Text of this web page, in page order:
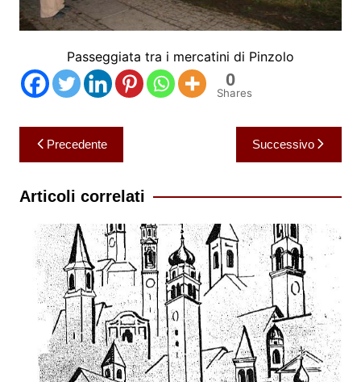
Passeggiata tra i mercatini di Pinzolo
0
Shares
Navigazione
articoli
Precedente Successivo
Articoli correlati